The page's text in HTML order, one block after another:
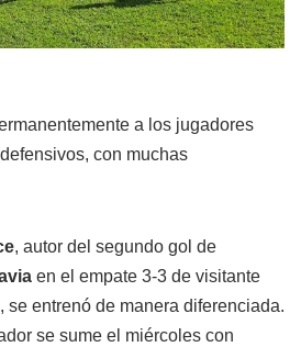
a los jugadores
con muchas
, autor del segundo gol de
en el empate 3-3 de visitante
se entrenó de manera diferenciada.
se sume el miércoles con